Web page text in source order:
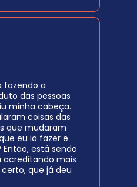
fazendo a
das pessoas
minha cabeça.
coisas das
que mudaram
eu ia fazer e
está sendo
acreditando mais
que já deu